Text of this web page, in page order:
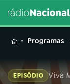
MENUProgramas
EPISÓDIO Viva